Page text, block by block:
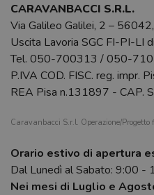
CARAVANBACCI S.R.L.
Via Galileo Galilei, 2 –
Uscita Lavoria SGC FI-PI-LI
Tel. 050-700313 /050-
P.IVA COD. FISC. reg. impr.
REA Pisa n.131897 - CAP.
Caravanbacci S.r.l. Operazione/
Orario estivo di apertura
Dal Lunedì al Sabato: 9:00
Nei mesi di Luglio e